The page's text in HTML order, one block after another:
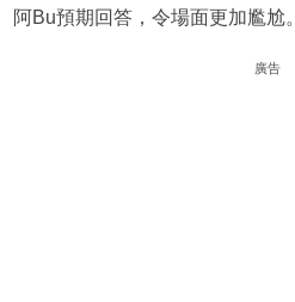
阿Bu預期回答，令場面更加尷尬。
廣告